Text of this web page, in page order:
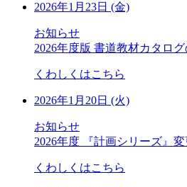
2026年1月23日 (金)
お知らせ
2026年度版 書道教材カタロ
くわしくはこちら
2026年1月20日 (火)
お知らせ
2026年度 『計画シリーズ』
くわしくはこちら